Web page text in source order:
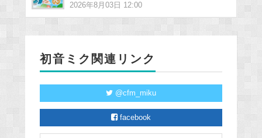
2026年8月03日 12:00
初音ミク関連リンク
@cfm_miku
facebook